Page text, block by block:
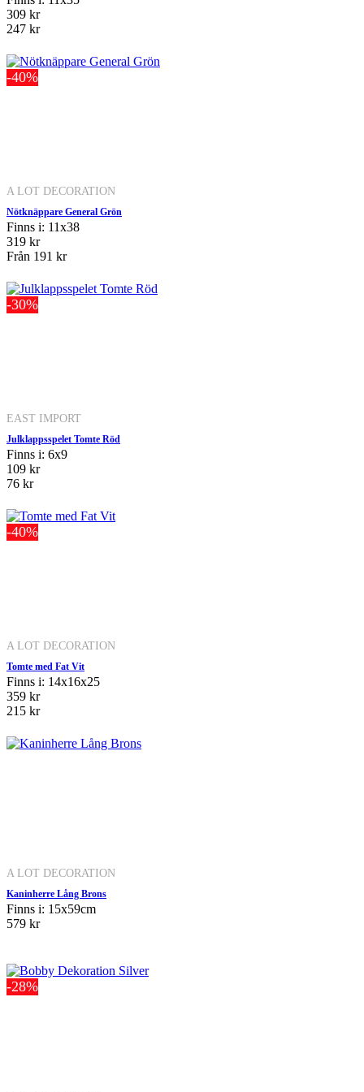
309 kr
247 kr
-40%
A LOT DECORATION
Nötknäppare General Grön
Finns i: 11x38
319 kr
Från 191 kr
-30%
EAST IMPORT
Julklappsspelet Tomte Röd
Finns i: 6x9
109 kr
76 kr
-40%
A LOT DECORATION
Tomte med Fat Vit
Finns i: 14x16x25
359 kr
215 kr
A LOT DECORATION
Kaninherre Lång Brons
Finns i: 15x59cm
579 kr
-28%